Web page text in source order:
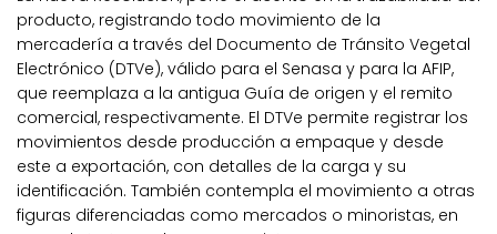
producto, registrando todo movimiento de la
mercadería a través del Documento de Tránsito Vegetal
Electrónico (DTVe), válido para el Senasa y para la AFIP,
que reemplaza a la antigua Guía de origen y el remito
comercial, respectivamente. El DTVe permite registrar los
movimientos desde producción a empaque y desde
este a exportación, con detalles de la carga y su
identificación. También contempla el movimiento a otras
figuras diferenciadas como mercados o minoristas, en